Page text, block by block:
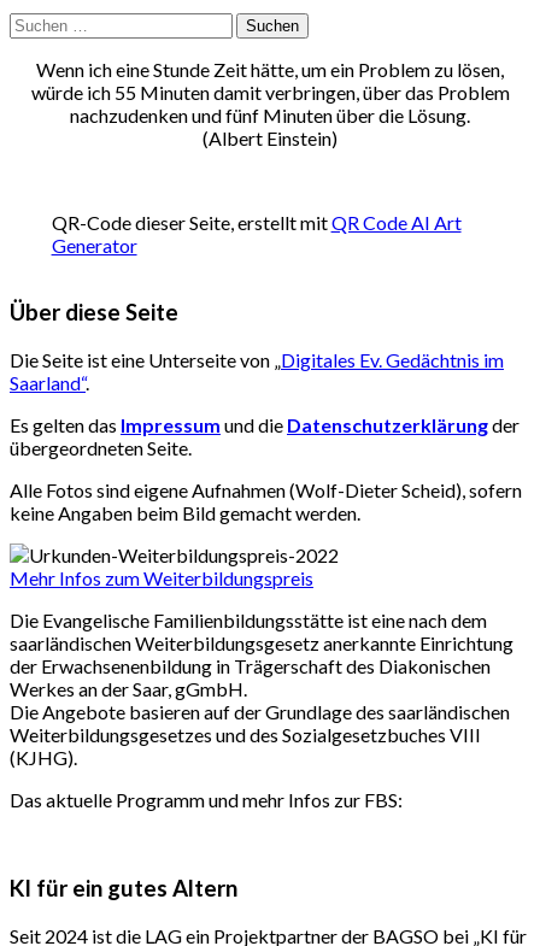
Suchen
nach:
Wenn ich eine Stunde Zeit hätte, um ein Problem zu lösen,
würde ich 55 Minuten damit verbringen, über das Problem
nachzudenken und fünf Minuten über die Lösung.
(Albert Einstein)
QR-Code dieser Seite, erstellt mitQR Code AI Art
Generator
Über diese Seite
Die Seite ist eine Unterseite von „ Digitales Ev. Gedächtnis im
Saarland“.
Es gelten das Impressum und die Datenschutzerklärungder
übergeordneten Seite.
Alle Fotos sind eigene Aufnahmen (Wolf-Dieter Scheid), sofern
keine Angaben beim Bild gemacht werden.
Mehr Infos zum Weiterbildungspreis
Die Evangelische Familienbildungsstätte ist eine nach dem
saarländischen Weiterbildungsgesetz anerkannte Einrichtung
der Erwachsenenbildung in Trägerschaft des Diakonischen
Werkes an der Saar, gGmbH.
Die Angebote basieren auf der Grundlage des saarländischen
Weiterbildungsgesetzes und des Sozialgesetzbuches VIII
(KJHG).
Das aktuelle Programm und mehr Infos zur FBS:
KI für ein gutes Altern
Seit 2024 ist die LAG ein Projektpartner der BAGSO bei „KI für